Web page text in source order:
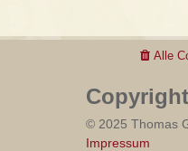
Alle
Copyright
© 2025 Thomas
Impressum